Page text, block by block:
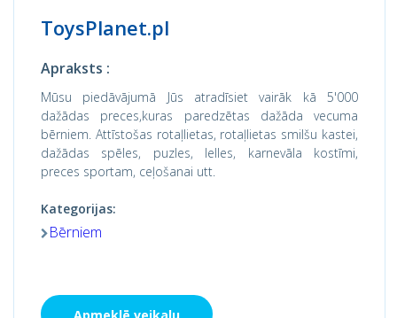
ToysPlanet.pl
Apraksts :
Mūsu piedāvājumā Jūs atradīsiet vairāk kā 5'000
dažādas preces,kuras paredzētas dažāda vecuma
bērniem. Attīstošas rotaļlietas, rotaļlietas smilšu kastei,
dažādas spēles, puzles, lelles, karnevāla kostīmi,
preces sportam, ceļošanai utt.
Kategorijas:
Bērniem